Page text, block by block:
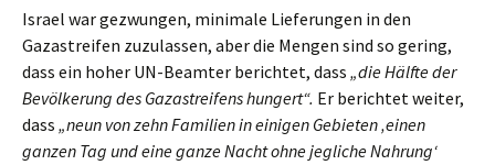
Israel war gezwungen, minimale Lieferungen in den
Gazastreifen zuzulassen, aber die Mengen sind so gering,
dass ein hoher UN-Beamter berichtet, dass „die Hälfte der
Bevölkerung des Gazastreifens hungert“. Er berichtet weiter,
dass „neun von zehn Familien in einigen Gebieten ‚einen
ganzen Tag und eine ganze Nacht ohne jegliche Nahrung‘